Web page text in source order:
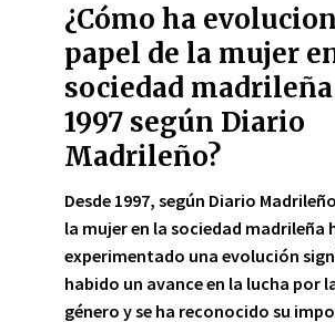
¿Cómo ha
papel de la mujer
sociedad madrileña
1997 según Diario
Madrileño?
Desde 1997, según Diario
la mujer en la sociedad madrileña
experimentado una evolución
habido un avance en la lucha por
género y se ha reconocido su